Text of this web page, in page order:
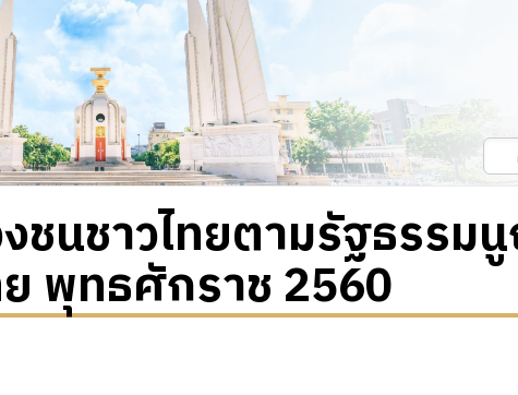
ชนชาวไทยตามรัฐธรรม
พุทธศักราช 2560